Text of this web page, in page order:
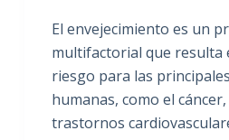
El envejecimiento es un
multifactorial que resulta
riesgo para las
humanas, como el
trastornos